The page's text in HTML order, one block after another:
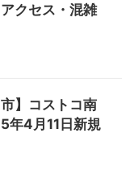
クセス・混雑
】コストコ南
年4月11日新規